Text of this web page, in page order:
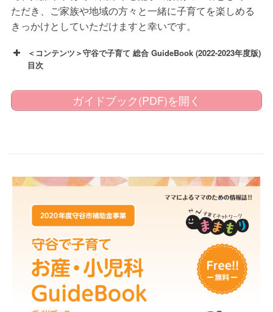
ただき、ご家族や地域の方々と一緒に子育てを楽しめる
きっかけとしていただけますと幸いです。
＜コンテンツ＞守谷で子育て 総合 GuideBook (2022-2023年度版)
目次
ガイドブック(PDF)を開く